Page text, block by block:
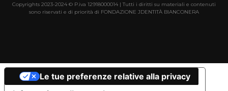
Copyrights 2023-2024 © P.iva 12918000014 | Tutti i diritti su materiali e contenuti
sono riservati e di priorità di FONDAZIONE JDENTITÀ BIANCONERA
Le tue preferenze relative alla privacy